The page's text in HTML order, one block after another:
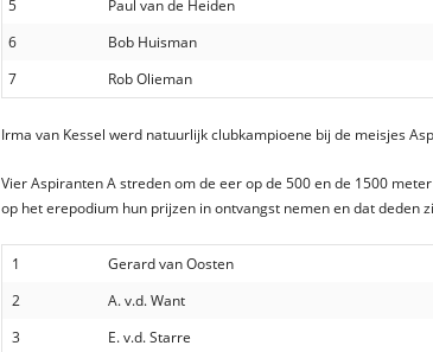
5
Paul van de Heiden
6
Bob Huisman
7
Rob Olieman
Irma van Kessel werd natuurlijk clubkampioene bij de meisjes
Vier Aspiranten A streden om de eer op de 500 en de 1500
op het erepodium hun prijzen in ontvangst nemen en dat deden
1 Gerard van Oosten
2
A. v.d. Want
3
E. v.d. Starre